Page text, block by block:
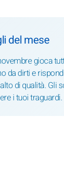
del mese
gioca
da dirti e
di qualità. Gli
i tuoi traguardi.